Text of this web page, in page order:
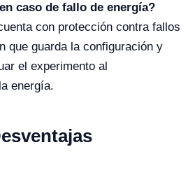
caso de fallo de energía?
con protección contra fallos
que guarda la configuración y
el experimento al
energía.